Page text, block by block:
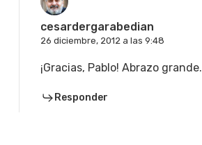
cesardergarabedian
26 diciembre, 2012 a las 9:48
¡Gracias, Pablo! Abrazo grande.
Responder